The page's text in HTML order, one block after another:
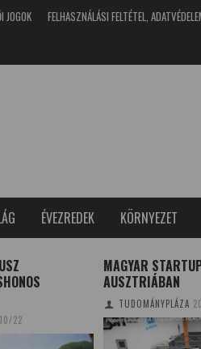
JOGOK
FELHASZNÁLÁSI FELTÉTEL,
ÉVEZREDEK KÖRNYEZET
22
MAGYAR
AUSZTRIÁBAN
TUDOMÁNYPLÁZA